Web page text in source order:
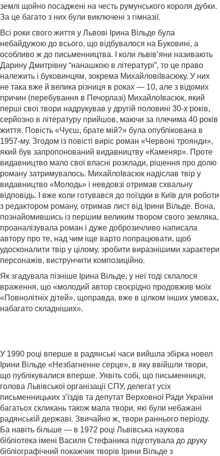
землі щойно посаджені на честь румунського короля дубки.
За це багато з них були виключені з гімназії.
Всі роки свого життя у Львові Ірина Вільде була
небайдужою до всього, що відбувалося на Буковині, а
особливо ж до письменництва. І коли львів’яни називають
Дарину Дмитрівну “нанашкою в літературі”, то це право
належить і буковинцям, зокрема МихайловіІвасюку. У них
не така вже й велика різниця в роках — 10, але з відомих
причин (перебування в Печорлазі) МихайлоІвасюк, який
перші свої твори надрукував у другій половині 30-х років,
серйозно в літературу прийшов, маючи за плечима 40 років
життя. Повість «Чуєш, брате мій?» була опублікована в
1957-му. Згодом із повісті виріс роман «Червоні троянди»,
який був запропонований видавництву «Каменяр». Проте
видавництво мало свої власні розклади, рішення про долю
роману затримувалось. МихайлоІвасюк надіслав твір у
видавництво «Молодь» і невдовзі отримав схвальну
відповідь. І вже коли готувався до поїздки в Київ для роботи
з редактором роману, отримав лист від Ірини Вільде. Вона,
познайомившись із першим великим твором свого земляка,
проаналізувала роман і дуже доброзичливо написала
автору про те, над чим іще варто попрацювати, щоб
удосконалити твір у цілому, зробити виразнішими характери
персонажів, виструнчити композиційно.
Як згадувала пізніше Ірина Вільде, у неї тоді склалося
враження, що «молодий автор своєрідно продовжив моїх
«Повнолітніх дітей», щоправда, вже в цілком інших умовах,
набагато складніших».
У 1990 році вперше в радянські часи вийшла збірка новел
Ірини Вільде «Незбагненне серце», в яку ввійшли твори,
що публікувалися вперше. Уявіть собі, що письменниця,
голова Львівської організації СПУ, делегат усіх
письменницьких з’їздів та депутат Верховної Ради України
багатьох скликань також мала твори, які були небажані
радянській державі. Звичайно ж, твори раннього періоду.
Ба навіть більше — в 1972 році Львівська наукова
бібліотека імені Василя Стефаника підготувала до друку
бібліографічний покажчик творів Ірини Вільде з